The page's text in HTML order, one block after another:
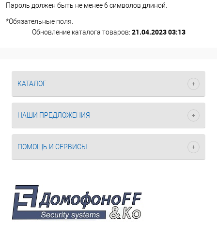
Пароль должен быть не менее 6 символов длиной.
*Обязательные поля.
Обновление каталога товаров: 21.04.2023 03:13
КАТАЛОГ
НАШИ ПРЕДЛОЖЕНИЯ
ПОМОЩЬ И СЕРВИСЫ